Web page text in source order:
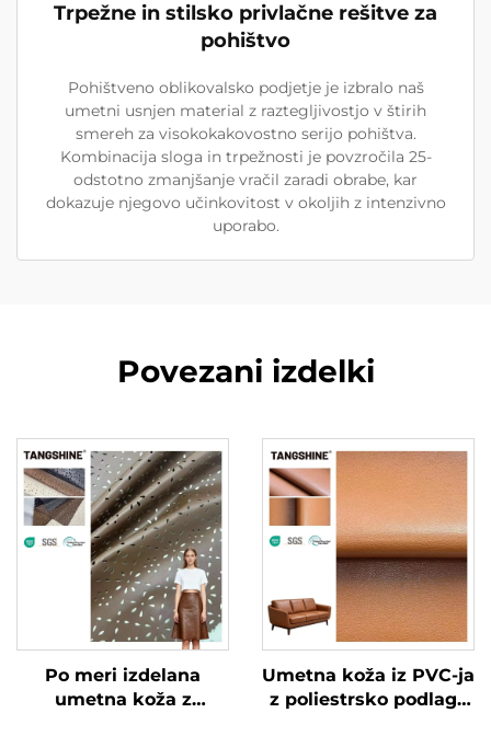
Trpežne in stilsko privlačne rešitve za
pohištvo
Pohištveno oblikovalsko podjetje je izbralo naš
umetni usnjen material z raztegljivostjo v štirih
smereh za visokokakovostno serijo pohištva.
Kombinacija sloga in trpežnosti je povzročila 25-
odstotno zmanjšanje vračil zaradi obrabe, kar
dokazuje njegovo učinkovitost v okoljih z intenzivno
uporabo.
Povezani izdelki
Po meri izdelana
umetna koža z
Umetna koža iz PVC-ja
z poliestrsko podlago